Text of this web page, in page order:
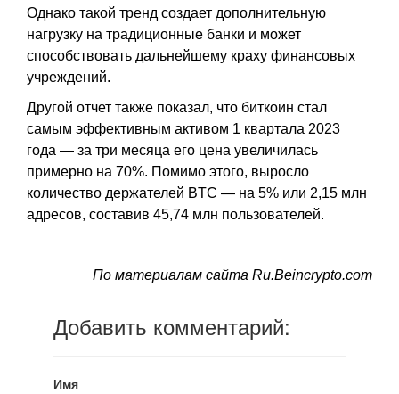
Однако такой тренд создает дополнительную
нагрузку на традиционные банки и может
способствовать дальнейшему краху финансовых
учреждений.
Другой отчет также показал, что биткоин стал
самым эффективным активом 1 квартала 2023
года — за три месяца его цена увеличилась
примерно на 70%. Помимо этого, выросло
количество держателей BTC — на 5% или 2,15 млн
адресов, составив 45,74 млн пользователей.
По материалам сайта Ru.Beincrypto.com
Добавить комментарий:
Имя